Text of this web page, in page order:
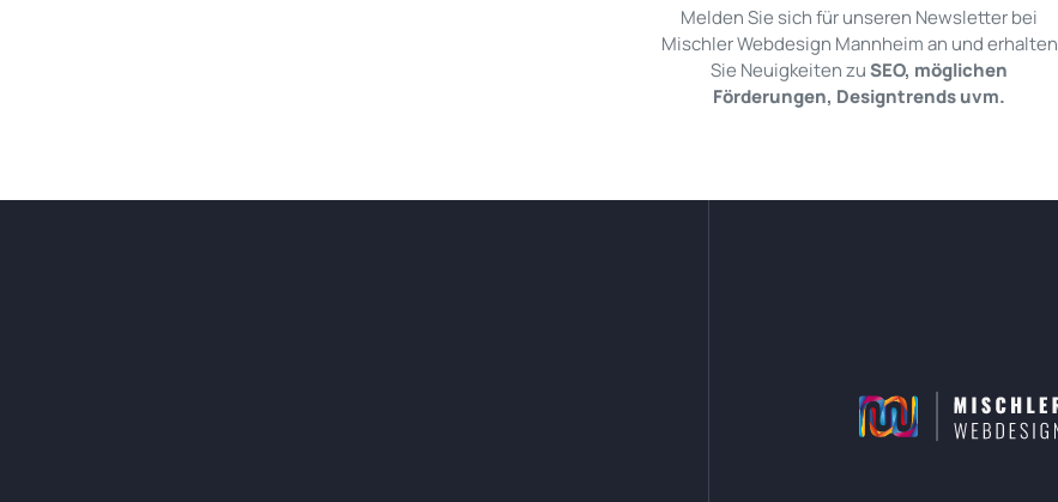
Melden Sie sich für unseren Newsletter bei
Mischler Webdesign Mannheim an und erhalten
Sie Neuigkeiten zuSEO, möglichen
Förderungen, Designtrends uvm.